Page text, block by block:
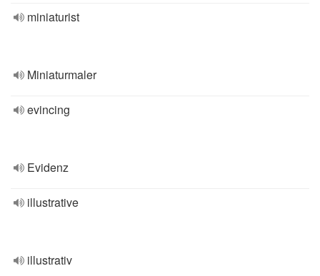
miniaturist
Miniaturmaler
evincing
Evidenz
illustrative
illustrativ